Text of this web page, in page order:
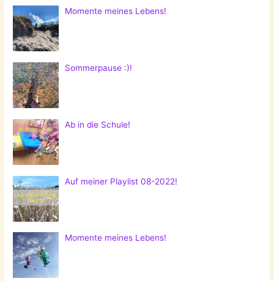
Momente meines Lebens!
Sommerpause :)!
Ab in die Schule!
Auf meiner Playlist 08-2022!
Momente meines Lebens!